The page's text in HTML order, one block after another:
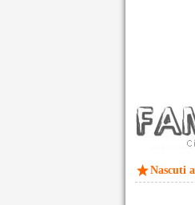
Nascuti